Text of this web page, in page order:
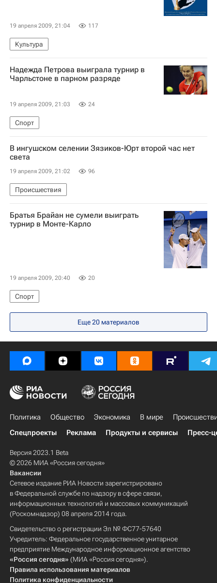
19 апреля 2009, 21:04 117
Культура
Надежда Петрова выиграла турнир в
Чарльстоне в парном разряде
19 апреля 2009, 21:03 24
Спорт
В ингушском селении Зязиков-Юрт второй час нет
света
19 апреля 2009, 21:02 96
Происшествия
Братья Брайан не сумели выиграть
турнир в Монте-Карло
19 апреля 2009, 20:40 20
Спорт
Еще 20 материалов
Политика Общество Экономика В мире
Спецпроекты
Реклама Продукты и сервисы Пресс-
Версия 2023.1 Beta
© 2026 МИА «Россия сегодня»
Вакансии
Сетевое издание РИА Новости зарегистрировано
в Федеральной службе по надзору в сфере связи,
информационных технологий и массовых коммуникаций
(Роскомнадзор) 08 апреля 2014 года.
Свидетельство о регистрации Эл № ФС77-57640
Учредитель: Федеральное государственное унитарное
предприятие Международное информационное агентство
«Россия сегодня» (МИА «Россия сегодня»).
Правила использования материалов
Политика конфиденциальности